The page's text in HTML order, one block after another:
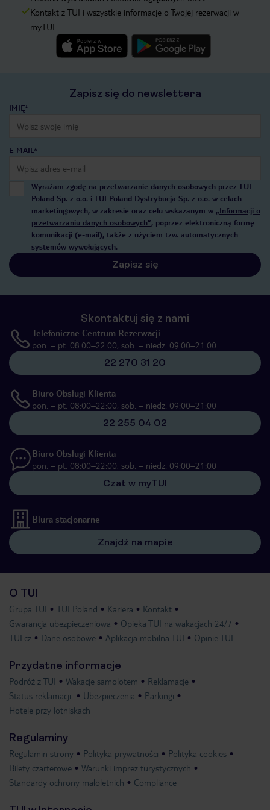
Kontakt z TUI i wszystkie informacje o Twojej rezerwacji w
myTUI
Zapisz się do newslettera
IMIĘ*
E-MAIL*
Wyrażam zgodę na przetwarzanie danych osobowych przez TUI
Poland Sp. z o.o. i TUI Poland Dystrybucja Sp. z o.o. w celach
marketingowych, w zakresie oraz celu wskazanym w „Informacji o
przetwarzaniu danych osobowych”, poprzez elektroniczną formę
komunikacji (e-mail), także z użyciem tzw. automatycznych
systemów wywołujących.
Zapisz się
Skontaktuj się z nami
Telefoniczne Centrum Rezerwacji
pon. – pt. 08:00–22:00, sob. – niedz. 09:00–21:00
22 270 31 20
Biuro Obsługi Klienta
pon. – pt. 08:00–22:00, sob. – niedz. 09:00–21:00
22 255 04 02
Biuro Obsługi Klienta
pon. – pt. 08:00–22:00, sob. – niedz. 09:00–21:00
Czat w myTUI
Biura stacjonarne
Znajdź na mapie
O TUI
Grupa TUI TUI Poland Kariera
Kontakt
Gwarancja ubezpieczeniowa
Opieka TUI na wakacjach 24/7
TUI.cz
Dane osobowe Aplikacja mobilna TUI Opinie TUI
Przydatne informacje
Podróż z TUI Wakacje samolotem
Reklamacje
Status reklamacji
Ubezpieczenia
Parkingi
Hotele przy lotniskach
Regulaminy
Regulamin strony Polityka prywatności
Polityka cookies
Bilety czarterowe
Warunki imprez turystycznych
Standardy ochrony małoletnich
Compliance